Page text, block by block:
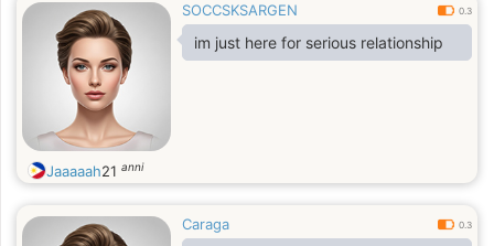
SOCCSKSARGEN 0.3
im just here for serious relationship
Jaaaaah21 anni
Caraga 0.3